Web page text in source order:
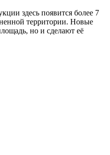
здесь появится более 7
территории. Новые
но и сделают её